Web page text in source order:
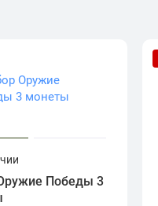
Победы 3